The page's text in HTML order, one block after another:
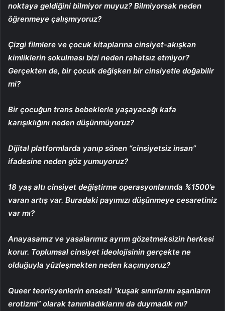
noktaya geldiğini bilmiyor muyuz? Bilmiyorsak neden
öğrenmeye çalışmıyoruz?
Çizgi filmlere ve çocuk kitaplarına cinsiyet-akışkan
kimliklerin sokulması bizi neden rahatsız etmiyor?
Gerçekten de, bir çocuk değişken bir cinsiyetle doğabilir
mi?
Bir çocuğun trans bebeklerle yaşayacağı kafa
karışıklığını neden düşünmüyoruz?
Dijital platformlarda yanıp sönen “cinsiyetsiz insan”
ifadesine neden göz yumuyoruz?
18 yaş altı cinsiyet değiştirme operasyonlarında %1500’e
varan artış var. Buradaki payımızı düşünmeye cesaretiniz
var mı?
Anayasamız ve yasalarımız ayrım gözetmeksizin herkesi
korur. Toplumsal cinsiyet ideolojisinin gerçekte ne
olduğuyla yüzleşmekten neden kaçınıyoruz?
Queer teorisyenlerin ensesti “kuşak sınırlarını aşanların
erotizmi” olarak tanımladıklarını da duymadık mı?